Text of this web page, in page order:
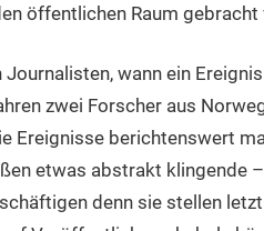
öffentlichen Raum gebracht
Journalisten, wann ein
zwei Forscher aus
Ereignisse berichtenswert
etwas abstrakt klingende
denn sie stellen